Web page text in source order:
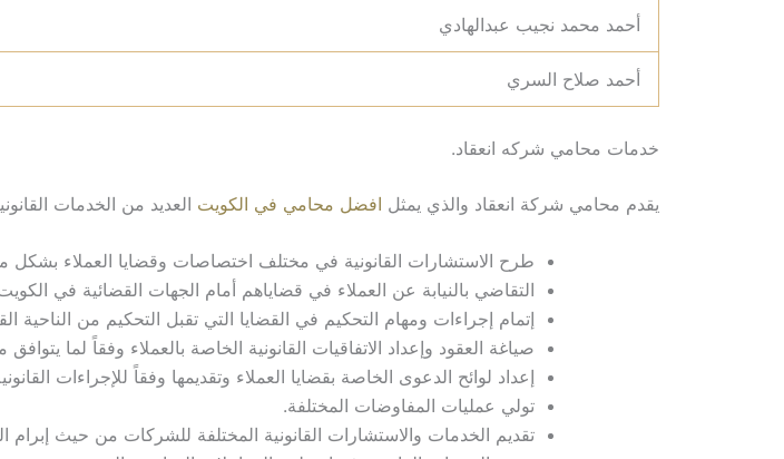
أحمد محمد نجيب عبدالهادي
أحمد صلاح السري
خدمات محامي شركه انعقاد.
يقدم محامي شركة انعقاد والذي يمثل افضل محامي في الكويت العديد من الخدمات
طرح الاستشارات القانونية في مختلف اختصاصات وقضايا العملاء بشكل
التقاضي بالنيابة عن العملاء في قضاياهم أمام الجهات القضائية في
إتمام إجراءات ومهام التحكيم في القضايا التي تقبل التحكيم من الناحية
صياغة العقود وإعداد الاتفاقيات القانونية الخاصة بالعملاء وفقاً لما يتوافق
إعداد لوائح الدعوى الخاصة بقضايا العملاء وتقديمها وفقاً للإجراءات
تولي عمليات المفاوضات المختلفة.
تقديم الخدمات والاستشارات القانونية المختلفة للشركات من حيث إبرام